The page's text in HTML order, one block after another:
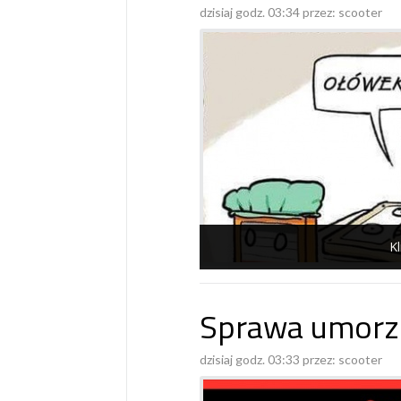
dzisiaj godz. 03:34 przez: scooter
Sprawa
dzisiaj godz. 03:33 przez: scooter